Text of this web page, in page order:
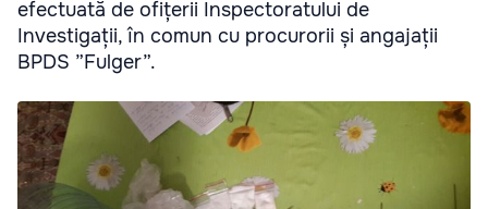
efectuată de ofițerii Inspectoratului de
Investigații, în comun cu procurorii și angajații
BPDS ”Fulger”.